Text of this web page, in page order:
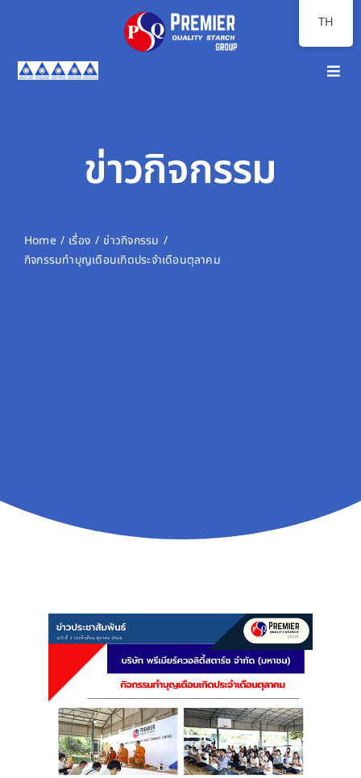
ภาพรวมธุรกิจ
นักลงทุนสัมพันธ์
ความยั่งยืน
ข่าวกิจกรรม
Home เรื่อง
ข่าวกิจกรรม
กิจกรรมทำบุญเดือนเกิดประจำเดือนตุลาคม
TH